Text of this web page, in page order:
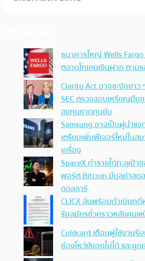
ธนาคารใหญ่ Wells
ตลาดโทเคนเงินฝาก ตาม
Clarity Act อาจชะงักยาว
SEC ตรวจสอบเหรียญมีม
ลงทุนขาดทุนยับ
Samsung อาจเป็นผู้นำแ
เตรียมเพิ่มฟีเจอร์ใหม่ในส
เครื่อง
SpaceX ทำรายได้ทะลุเป้
พอร์ต Bitcoin มีมูลค่าลด
ดอลลาร์
CLICX ลั่นพร้อมดำเนินค
รับสมัครชั่วคราวหลังคนแ
Coldcard เตือนผู้ใช้งาน
ช่องโหว่ยังอุดไม่ได้ และถูก